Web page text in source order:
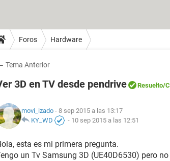
Foros Hardware
Tema Anterior
3D en TV desde pendrive Resuelto/
movi_izado - 8 sep 2015 a las 13:17
KY_WD
- 10 sep 2015 a las 12:51
esta es mi primera pregunta.
un Tv Samsung 3D (UE40D6530) pero